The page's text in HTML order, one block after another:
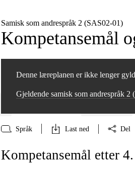
Samisk som andrespråk 2 (SAS02‑01)
Kompetansemål
Denne læreplanen er ikke lenger
Gjeldende samisk som andrespråk 2
Språk Last ned Del
Kompetansemål etter